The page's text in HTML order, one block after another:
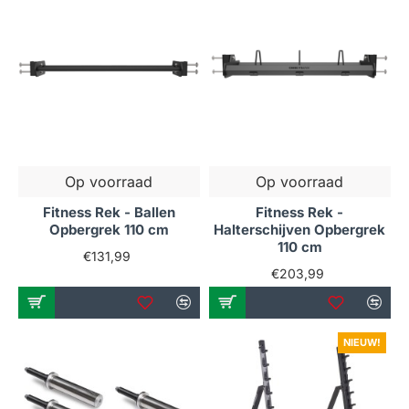
efficiëntie een must is. Door alles een vaste plek te
geven, voorkom je rommel en creëer je een prettige
Een goed georganiseerd fitnessruimte draagt bij aan
losse gewichten of apparatuur in de weg liggen. Dit
vermindert het risico op ongelukken en zorgt ervoor
dat je je volledig kunt concentreren op je workout.
Waarom kiezen voor onze
Bij FitnessYogaShop.nl streven we naar het bieden
van de beste opbergoplossingen voor je
Op voorraad
Fitness Rek - Ballen
Opbergrek 110 cm
€131,99
Op voorraad
Fitness Rek -
Halterschijven Opbergrek
110 cm
€203,99
NIEUW!